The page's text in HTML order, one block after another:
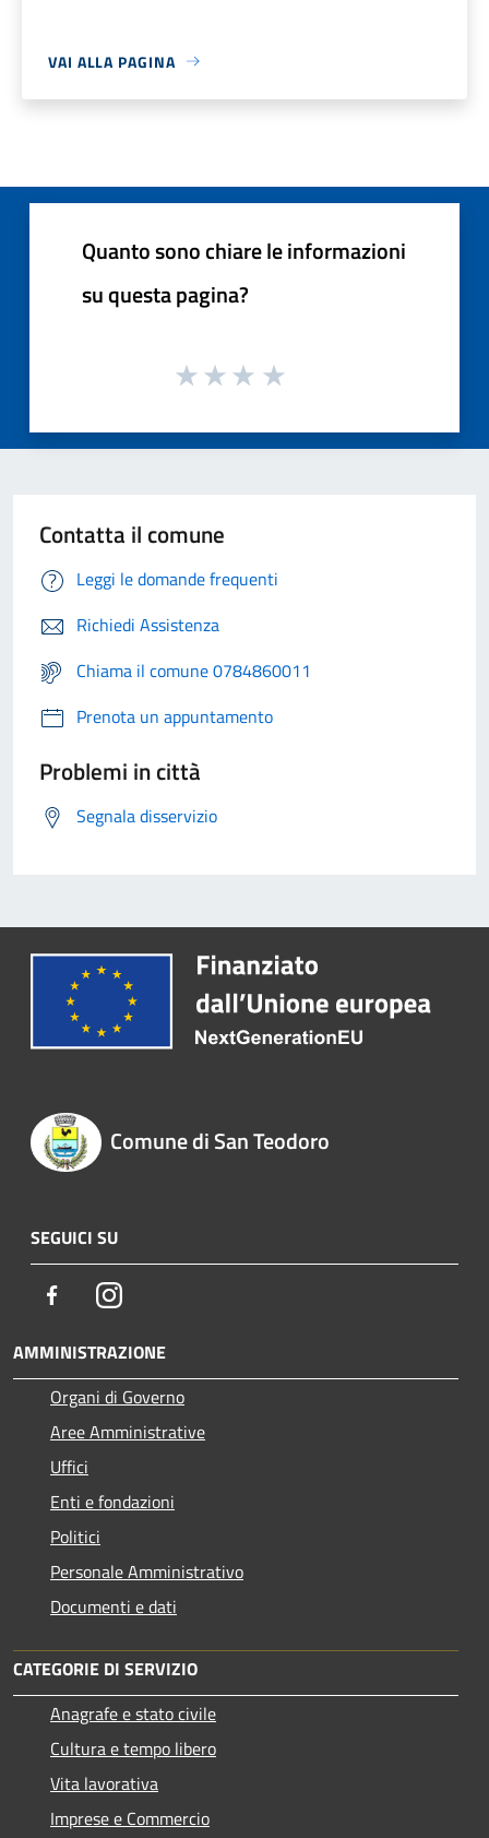
VAI ALLA PAGINA
Quanto sono chiare le informazioni
su questa pagina?
Contatta il comune
Leggi le domande frequenti
Richiedi Assistenza
Chiama il comune 0784860011
Prenota un appuntamento
Problemi in città
Segnala disservizio
Comune di San Teodoro
SEGUICI SU
FacebookInstagram
AMMINISTRAZIONE
Organi di Governo
Aree Amministrative
Uffici
Enti e fondazioni
Politici
Personale Amministrativo
Documenti e dati
CATEGORIE DI SERVIZIO
Anagrafe e stato civile
Cultura e tempo libero
Vita lavorativa
Imprese e Commercio